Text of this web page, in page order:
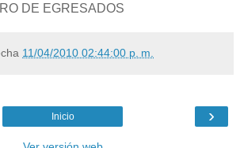
DE EGRESADOS
11/04/2010 02:44:00 p. m.
›
Inicio